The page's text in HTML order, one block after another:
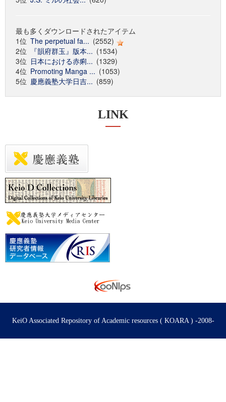
最も多くダウンロードされたアイテム
1位 The perpetual fa... (2552)
2位
『韻府群玉』版本... (1534)
3位 日本における赤痢... (1329)
4位 Promoting Manga ... (1053)
5位 慶應義塾大学日吉... (859)
LINK
KeiO Associated Repository of Academic resources ( KOARA ) -2008-